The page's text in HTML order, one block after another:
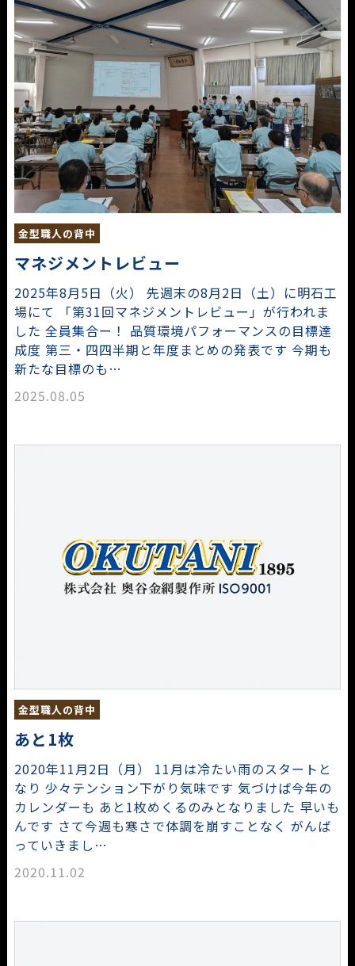
金型職人の背中
マネジメントレビュー
2025年8月5日（火） 先週末の8月2日（土）に明石工
場にて 「第31回マネジメントレビュー」が行われま
した 全員集合ー！ 品質環境パフォーマンスの目標達
成度 第三・四四半期と年度まとめの発表です 今期も
新たな目標のも…
2025.08.05
金型職人の背中
あと1枚
2020年11月2日（月） 11月は冷たい雨のスタートと
なり 少々テンション下がり気味です 気づけば今年の
カレンダーも あと1枚めくるのみとなりました 早いも
んです さて今週も寒さで体調を崩すことなく がんば
っていきまし…
2020.11.02